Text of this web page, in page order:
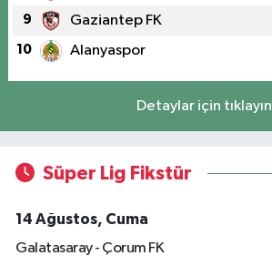
9 Gaziantep FK
10 Alanyaspor
Detaylar için tıklayın
Süper Lig Fikstür
14 Ağustos, Cuma
Galatasaray - Çorum FK